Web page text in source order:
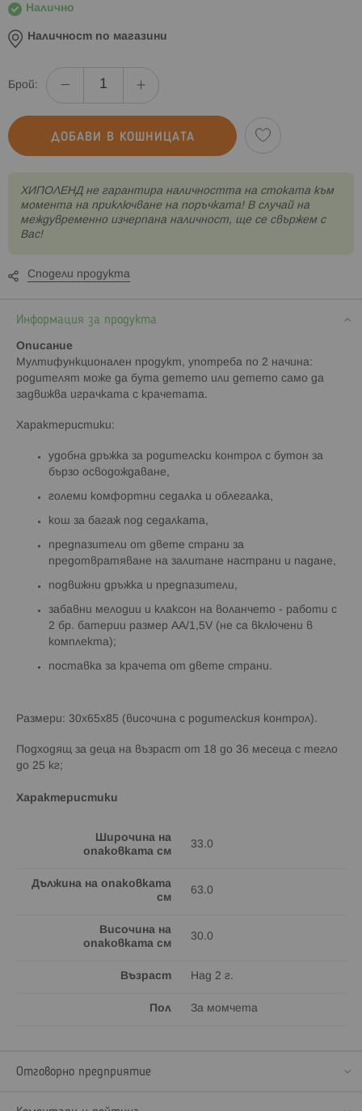
Налично
Наличност по магазини
Брой:
ДОБАВИ В КОШНИЦАТА
XИПОЛЕНД не гарантира наличността на стоката към
момента на приключване на поръчката! В случай на
междувременно изчерпана наличност, ще се свържем с
Вас!
Сподели продукта
Информация за продукта
Описание
Мултифункционален продукт, употреба по 2 начина:
родителят може да бута детето или детето само да
задвижва играчката с крачетата.
Характеристики:
удобна дръжка за родителски контрол с бутон за
бързо осводождаване,
големи комфортни седалка и облегалка,
кош за багаж под седалката,
предпазители от двете страни за
предотвратяване на залитане настрани и падане,
подвижни дръжка и предпазители,
забавни мелодии и клаксон на воланчето - работи с
2 бр. батерии размер АА/1,5V (не са включени в
комплекта);
поставка за крачета от двете страни.
Размери: 30х65х85 (височина с родителския контрол).
Подходящ за деца на възраст от 18 до 36 месеца с тегло
до 25 кг;
Характеристики
Широчина на
опаковката см
33.0
Дължина на опаковката
см
63.0
Височина на
опаковката см
30.0
Възраст Над 2 г.
Пол За момчета
Отговорно предприятие